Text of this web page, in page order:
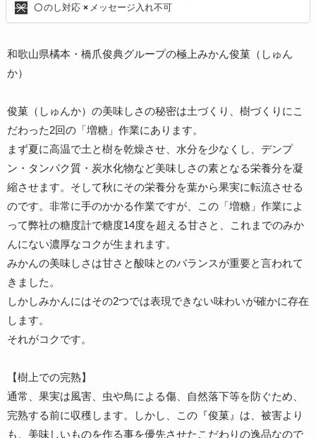
〇のし対応 × メッセージ入れ不可
和歌山県橘本・橋爪俊典グループの極上みかん俊菓（しゅん
か）
俊菓（しゅんか）の美味しさの秘密は土づくり、樹づくりにこ
だわった2回の「増糖」作業にあります。
まず夏に高温で土と樹を乾燥させ、水分を少なくし、デンプ
ン・タンパク質・炭水化物など美味しさの素となる栄養分を凝
縮させます。そして秋にその栄養分を葉から果実に転流させる
のです。非常に手のかかる作業ですが、この「増糖」作業によ
って弊社の糖度計で糖度14度を超える甘さと、これまでのみか
んにない濃厚なコクが生まれます。
みかんの美味しさは甘さと酸味とのバランスが重要と言われて
きました。
しかしみかんにはその2つでは表現できない味わいが確かに存在
します。
それがコクです。
【樹上での完熟】
通常、果実は風害、虫や鳥による傷、自然落下等を防ぐため、
完熟する前に収穫します。しかし、この『俊菓』は、被害より
も、美味しいものを作る事を優先させたこだわりの逸品なので